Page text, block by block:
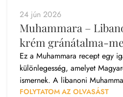
24 jún 2026
Muhammara –
krém gránátalma-
Ez a Muhammara recept egy
különlegesség, amelyet
ismernek. A libanoni
FOLYTATOM AZ OLVASÁST